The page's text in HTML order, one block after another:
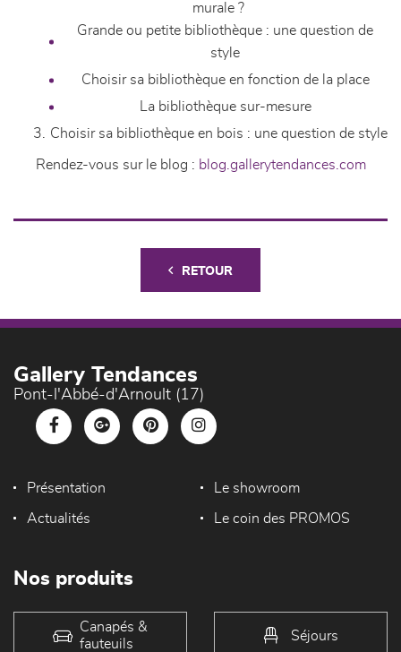
murale ?
Grande ou petite bibliothèque : une question de
style
Choisir sa bibliothèque en fonction de la place
La bibliothèque sur-mesure
Choisir sa bibliothèque en bois : une question de style
Rendez-vous sur le blog : blog.gallerytendances.com
RETOUR
Gallery Tendances
Pont-l'Abbé-d'Arnoult (17)
Présentation Le showroom
Actualités Le coin des PROMOS
Nos produits
Canapés &
fauteuils
Séjours